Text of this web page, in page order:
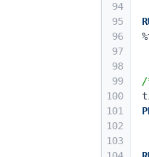
94
95
96
97
98
99
/
100
101
102
103